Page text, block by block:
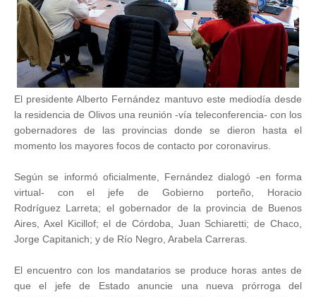
El presidente Alberto Fernández mantuvo este mediodía desde
la residencia de Olivos una reunión -vía teleconferencia- con los
gobernadores de las provincias donde se dieron hasta el
momento los mayores focos de contacto por coronavirus.
Según se informó oficialmente, Fernández dialogó -en forma
virtual- con el jefe de Gobierno porteño, Horacio
Rodríguez Larreta; el gobernador de la provincia de Buenos
Aires, Axel Kicillof; el de Córdoba, Juan Schiaretti; de Chaco,
Jorge Capitanich; y de Río Negro, Arabela Carreras.
El encuentro con los mandatarios se produce horas antes de
que el jefe de Estado anuncie una nueva prórroga del